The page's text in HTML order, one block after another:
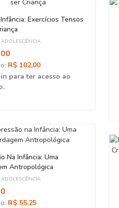
Exercícios Tensos
R$ 102,00
para ter acesso ao
Na Infância: Uma
Antropológica
R$ 55,25